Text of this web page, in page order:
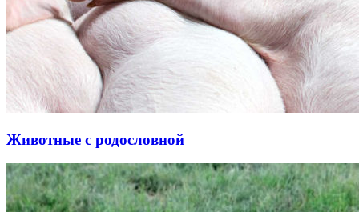
Животные с родословной